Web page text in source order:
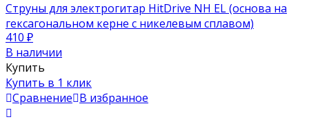
Струны для электрогитар HitDrive NH EL (основа на
гексагональном керне с никелевым сплавом)
410 ₽
В наличии
Купить
Купить в 1 клик
Сравнение В избранное